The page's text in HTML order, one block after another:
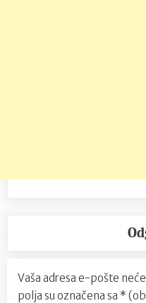
Vaša adresa e-pošte
polja su označena sa *